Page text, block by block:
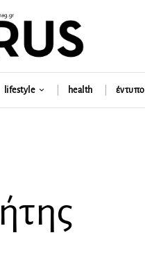
lifestyle health έντυπο